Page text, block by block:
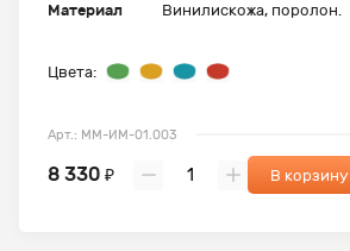
Материал Винилискожа, поролон.
Цвета:
Арт.: ММ-ИМ-01.003
8 330 ₽ В корзину